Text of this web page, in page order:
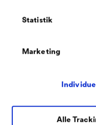
Statistik
Marketing
Alle
Einseitig klebendes